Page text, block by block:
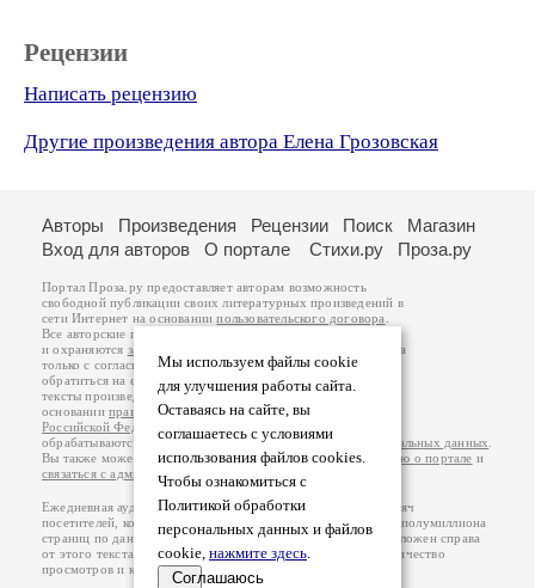
Рецензии
Написать рецензию
Другие произведения автора Елена Грозовская
Мы используем файлы cookie
для улучшения работы сайта.
Оставаясь на сайте, вы
соглашаетесь с условиями
использования файлов cookies.
Чтобы ознакомиться с
Политикой обработки
персональных данных и файлов
cookie, нажмите здесь.
Соглашаюсь
Авторы Произведения Рецензии Поиск
Магазин
Вход для авторов
О портале Стихи.ру Проза.ру
Портал Проза.ру предоставляет авторам возможность
свободной публикации своих литературных произведений в
сети Интернет на основаниипользовательского договора
Все авторские права на произведения принадлежат авторам
и охраняются законом
. Перепечатка произведений возможна
только с согласия его автора, к которому вы можете
обратиться на его авторской странице. Ответственность за
тексты произведений авторы несут самостоятельно на
основанииправил публикацииизаконодательства
Российской Федерации
обрабатываются на основанииПолитики обработки персональных данных
Вы также можете посмотреть более подробнуюинформацию о портале и
связаться с администрацией
Ежедневная аудитория портала Проза.ру – порядка 100 тысяч
посетителей, которые в общей сумме просматривают более полумиллиона
страниц по данным счетчика посещаемости, который расположен справа
от этого текста. В каждой графе указано по две цифры: количество
просмотров и количество посетителей.